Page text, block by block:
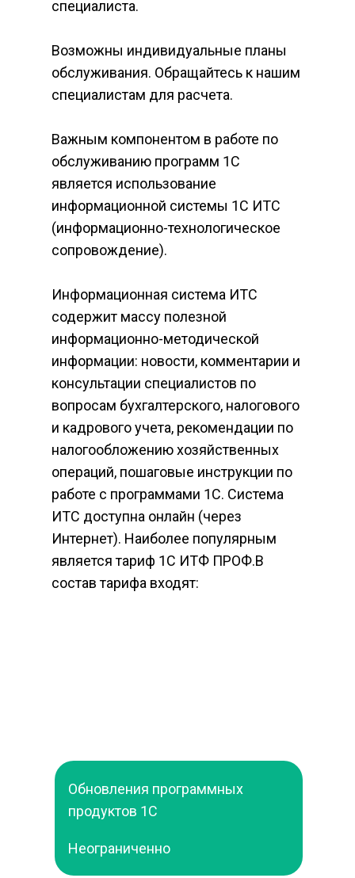
специалиста.
Возможны индивидуальные планы
обслуживания. Обращайтесь к нашим
специалистам для расчета.​
Важным компонентом в работе по
обслуживанию программ 1С
является использование
информационной системы 1С ИТС
(информационно-технологическое
сопровождение).
Информационная система ИТС
содержит массу полезной
информационно-методической
информации: новости, комментарии и
консультации специалистов по
вопросам бухгалтерского, налогового
и кадрового учета, рекомендации по
налогообложению хозяйственных
операций, пошаговые инструкции по
работе с программами 1С. Система
ИТС доступна онлайн (через
Интернет). Наиболее популярным
является тариф 1С ИТФ ПРОФ.В
состав тарифа входят:
Обновления программных
продуктов 1С
Неограниченно